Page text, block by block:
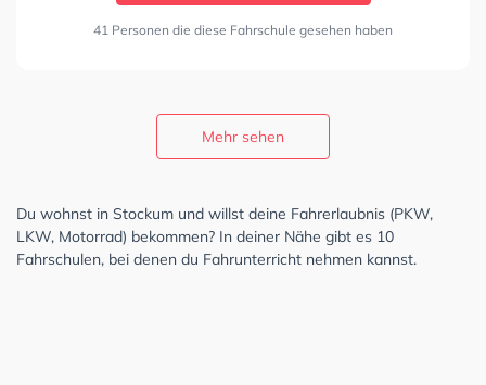
41 Personen die diese Fahrschule gesehen haben
Mehr sehen
Du wohnst in Stockum und willst deine Fahrerlaubnis (PKW,
LKW, Motorrad) bekommen? In deiner Nähe gibt es 10
Fahrschulen, bei denen du Fahrunterricht nehmen kannst.